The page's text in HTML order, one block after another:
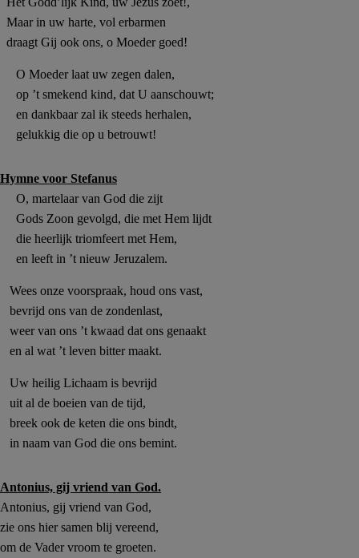
Maar in uw harte, vol erbarmen
draagt Gij ook ons, o Moeder goed!
O Moeder laat uw zegen dalen,
op ’t smekend kind, dat U aanschouwt;
en dankbaar zal ik steeds herhalen,
gelukkig die op u betrouwt!
Hymne voor Stefanus
O, martelaar van God die zijt
Gods Zoon gevolgd, die met Hem lijdt
die heerlijk triomfeert met Hem,
en leeft in ’t nieuw Jeruzalem.
Wees onze voorspraak, houd ons vast,
bevrijd ons van de zondenlast,
weer van ons ’t kwaad dat ons genaakt
en al wat ’t leven bitter maakt.
Uw heilig Lichaam is bevrijd
uit al de boeien van de tijd,
breek ook de keten die ons bindt,
in naam van God die ons bemint.
Antonius, gij vriend van God.
Antonius, gij vriend van God,
zie ons hier samen blij vereend,
om de Vader vroom te groeten.